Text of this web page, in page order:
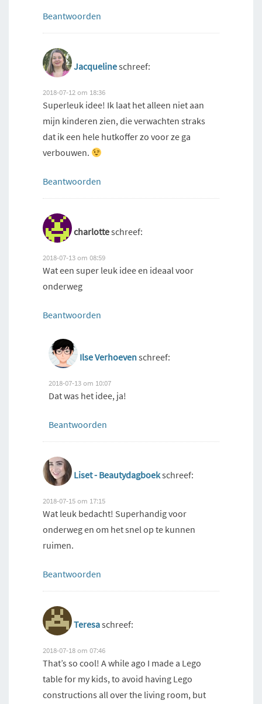
Beantwoorden
Jacquelineschreef:
2018-07-12 om 18:36
Superleuk idee! Ik laat het alleen niet aan
mijn kinderen zien, die verwachten straks
dat ik een hele hutkoffer zo voor ze ga
verbouwen.
Beantwoorden
charlotteschreef:
2018-07-13 om 08:59
Wat een super leuk idee en ideaal voor
onderweg
Beantwoorden
Ilse Verhoevenschreef:
2018-07-13 om 10:07
Dat was het idee, ja!
Beantwoorden
Liset - Beautydagboekschreef:
2018-07-15 om 17:15
Wat leuk bedacht! Superhandig voor
onderweg en om het snel op te kunnen
ruimen.
Beantwoorden
Teresaschreef:
2018-07-18 om 07:46
That’s so cool! A while ago I made a Lego
table for my kids, to avoid having Lego
constructions all over the living room, but